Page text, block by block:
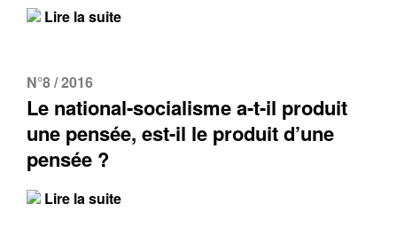
Lire la suite
N°8 / 2016
Le national-socialisme a-t-il produit
une pensée, est-il le produit d’une
pensée ?
Lire la suite
Contacter